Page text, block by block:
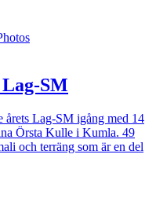
SM
årets Lag-SM igång med 14
Örsta Kulle i Kumla. 49
och terräng som är en del